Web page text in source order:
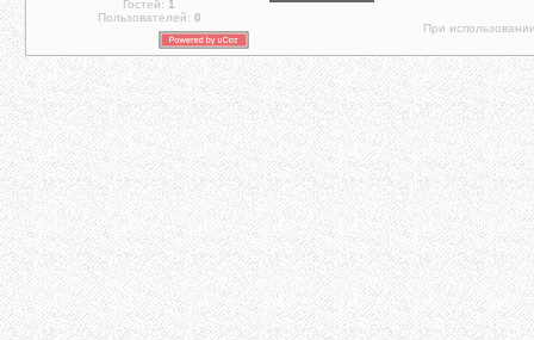
Гостей: 1
Пользователей: 0
При